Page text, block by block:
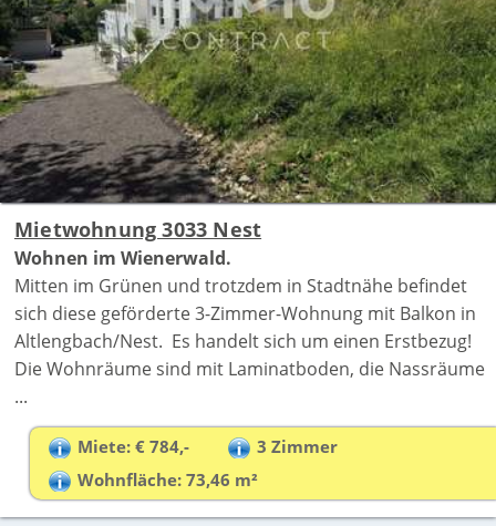
Mietwohnung 3033 Nest
Wohnen im Wienerwald.
Mitten im Grünen und trotzdem in Stadtnähe befindet
sich diese geförderte 3-Zimmer-Wohnung mit Balkon in
Altlengbach/Nest. Es handelt sich um einen Erstbezug!
Die Wohnräume sind mit Laminatboden, die Nassräume
...
Miete: € 784,-
3 Zimmer
Wohnfläche: 73,46 m²